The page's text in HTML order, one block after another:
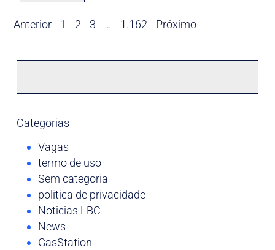
Anterior 1 2 3 … 1.162 Próximo
Categorias
Vagas
termo de uso
Sem categoria
politica de privacidade
Noticias LBC
News
GasStation